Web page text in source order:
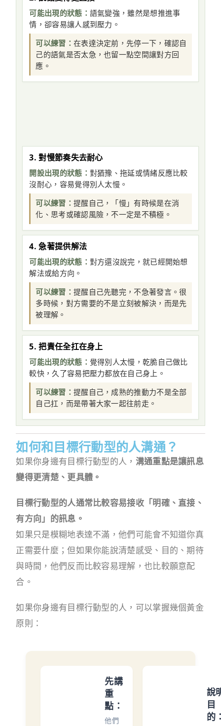
可能出現的狀態： 語氣變強，雖然是想推進事
情，卻容易讓人感到壓力。
可以練習： 在表達決定前，先停一下，確認自
己的語氣是否太急，也留一點空間讓對方回
應。
3. 對慢節奏失去耐心
開設出現的狀態： 對猶豫、拖延或情緒反應比較
沒耐心，容易覺得別人太慢。
可以練習： 提醒自己，「慢」有時候是在消
化、思考或確認風險，不一定是不積極。
4. 急著提供解法
可能出現的狀態： 對方還沒說完，就已經開始想
解法或給方向。
可以練習： 提醒自己先聽完，不急著發言。很
多時候，對方需要的不是立刻被解決，而是先
被理解。
5. 把責任全扛在身上
可能出現的狀態： 覺得別人太慢，乾脆自己做比
較快，久了容易把壓力都放在自己身上。
可以練習： 提醒自己，成熟的推動力不是全部
自己扛，而是帶著大家一起往前走。
如何和目標行動型的人溝通？
如果你身邊有目標行動型的人， 溝通重點是讓訊息
變得更清楚、更具體。
目標行動型的人通常比較容易接收「明確、直接、
有方向」的訊息。
如果只是模糊地表達不滿，他們可能會不知道你真
正需要什麼；但如果你能說清楚感受、目的、期待
與時間，他們反而比較容易理解，也比較願意配
合。
如果你身邊有目標行動型的人，可以掌握幾個黃金
原則：
先講
重
點：
他們
說
目
的